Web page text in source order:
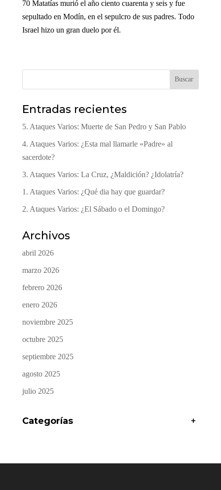
70 Matatías murió el año ciento cuarenta y seis y fue
sepultado en Modín, en el sepulcro de sus padres. Todo
Israel hizo un gran duelo por él.
Buscar
Entradas recientes
5. Ataques Varios: Muerte de San Pedro y San Pablo
4. Ataques Varios: ¿Esta mal llamarle «Padre» al
sacerdote?
3. Ataques Varios: La Cruz, ¿Maldición? ¿Idolatría?
1. Ataques Varios: ¿Qué dia hay que guardar?
2. Ataques Varios: ¿El Sábado o el Domingo?
Archivos
abril 2026
marzo 2026
febrero 2026
enero 2026
noviembre 2025
octubre 2025
septiembre 2025
agosto 2025
julio 2025
Categorías +